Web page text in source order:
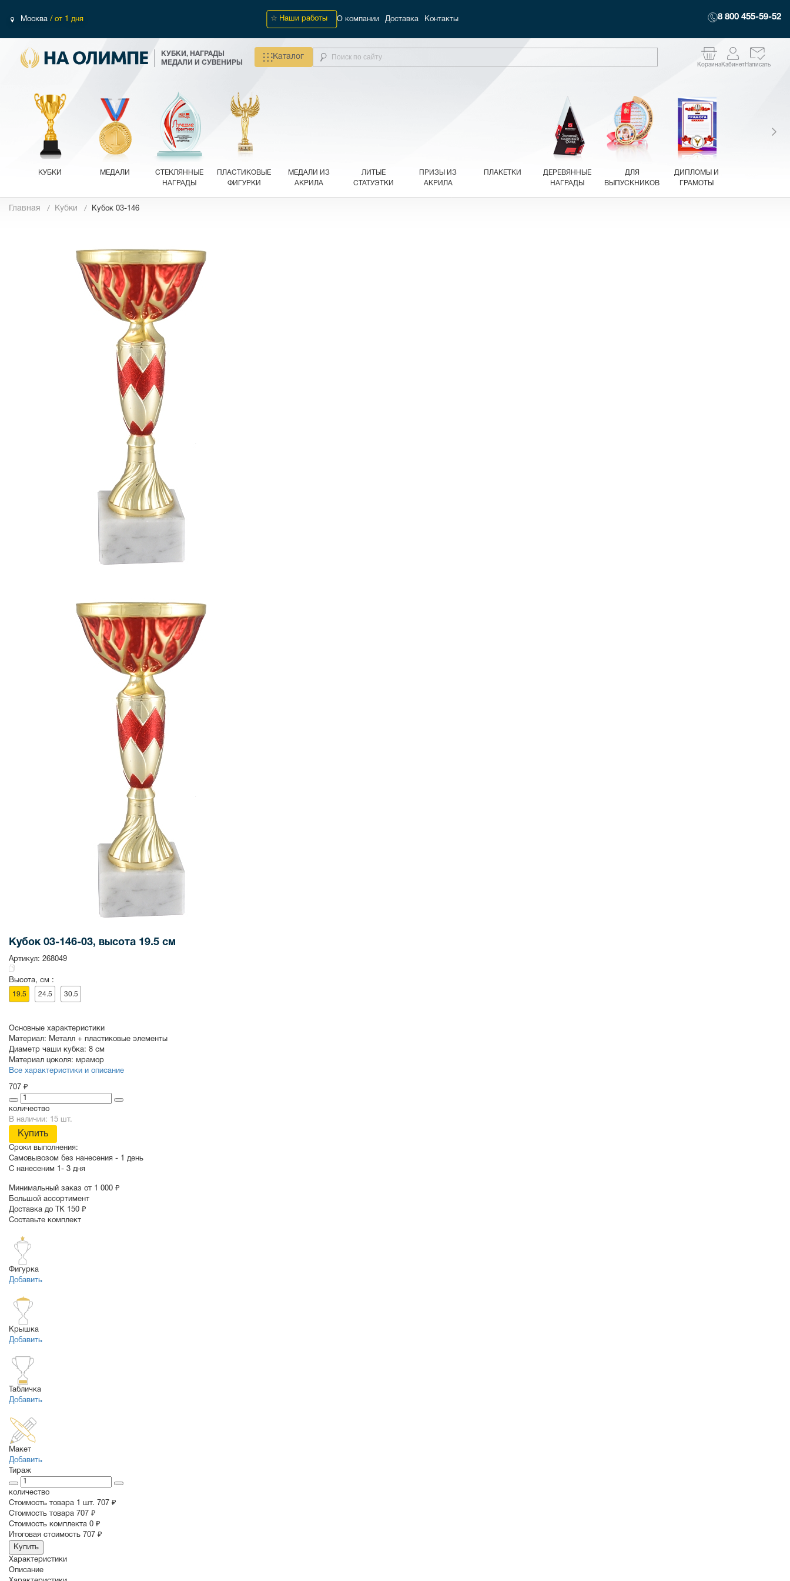
Москва / от 1 дня Наши работы О компании Доставка Контакты 8 800 455-59-52
КУБКИ, НАГРАДЫ
МЕДАЛИ И СУВЕНИРЫ
Каталог
КорзинаКабинетНаписать
КУБКИ МЕДАЛИ
СТЕКЛЯННЫЕ
НАГРАДЫ
ПЛАСТИКОВЫЕ
ФИГУРКИ
МЕДАЛИ ИЗ
АКРИЛА
ЛИТЫЕ
СТАТУЭТКИ
ПРИЗЫ ИЗ
АКРИЛА
ПЛАКЕТКИ
ДЕРЕВЯННЫЕ
НАГРАДЫ
ДЛЯ
ВЫПУСКНИКОВ
ДИПЛОМЫ И
ГРАМОТЫ
РАСПРОДАЖА
ПОИСК ПО
СОБЫТИЮ
Главная Кубки Кубок 03-146
Кубок 03-146-03, высота 19.5 см
Артикул: 268049
Высота, см :
19.5 24.5 30.5
Основные характеристики
Материал: Металл + пластиковые элементы
Диаметр чаши кубка: 8 см
Материал цоколя: мрамор
Все характеристики и описание
707 ₽
количество
В наличии: 15 шт.
Купить
Сроки выполнения:
Самовывозом без нанесения - 1 день
С нанесеним 1- 3 дня
Минимальный заказ от 1 000 ₽
Большой ассортимент
Доставка до ТК 150 ₽
Составьте комплект
Фигурка
Добавить
Крышка
Добавить
Табличка
Добавить
Макет
Добавить
Тираж
количество
Стоимость товара 1 шт. 707 ₽
Cтоимость товара 707 ₽
Стоимость комплекта 0 ₽
Итоговая стоимость 707 ₽
Купить
Характеристики
Описание